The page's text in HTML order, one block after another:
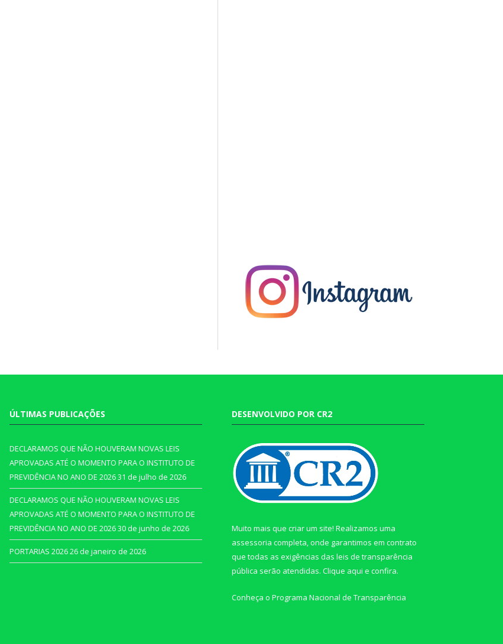
ÚLTIMAS PUBLICAÇÕES
DECLARAMOS QUE NÃO HOUVERAM NOVAS LEIS
APROVADAS ATÉ O MOMENTO PARA O INSTITUTO DE
PREVIDÊNCIA NO ANO DE 202631 de julho de 2026
DECLARAMOS QUE NÃO HOUVERAM NOVAS LEIS
APROVADAS ATÉ O MOMENTO PARA O INSTITUTO DE
PREVIDÊNCIA NO ANO DE 202630 de junho de 2026
PORTARIAS 202626 de janeiro de 2026
DESENVOLVIDO POR CR2
Muito mais que criar um site! Realizamos uma
assessoria completa, onde garantimos em contrato
que todas as exigências das leis de transparência
pública serão atendidas. Clique aqui e confira.
Conheça o Programa Nacional de Transparência